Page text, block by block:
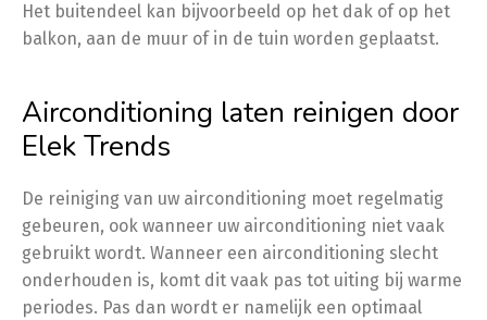
Het buitendeel kan bijvoorbeeld op het dak of op het
balkon, aan de muur of in de tuin worden geplaatst.
Airconditioning laten reinigen door
Elek Trends
De reiniging van uw airconditioning moet regelmatig
gebeuren, ook wanneer uw airconditioning niet vaak
gebruikt wordt. Wanneer een airconditioning slecht
onderhouden is, komt dit vaak pas tot uiting bij warme
periodes. Pas dan wordt er namelijk een optimaal